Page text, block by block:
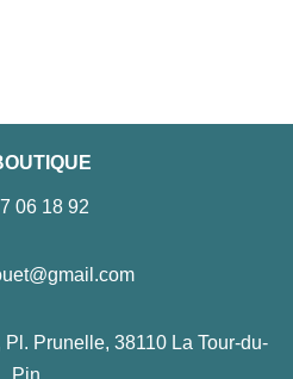
06 18 92
Prunelle, 38110 La Tour-du-
Pin